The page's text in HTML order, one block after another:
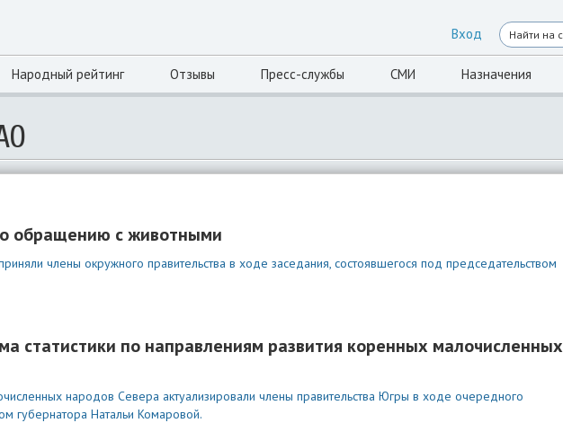
Вход
Народный рейтинг Отзывы Пресс-службы СМИ Назначения
обращению с животными
члены окружного правительства в ходе заседания, состоявшегося под председательством
статистики по направлениям развития коренных малочисленных
народов Севера актуализировали члены правительства Югры в ходе очередного
губернатора Натальи Комаровой.